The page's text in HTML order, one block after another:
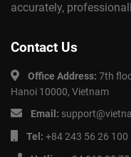
accurately,
Contact Us
Office Address: 7th
Hanoi 10000, Vietnam
Email:
Tel: +84 243 56 26 100